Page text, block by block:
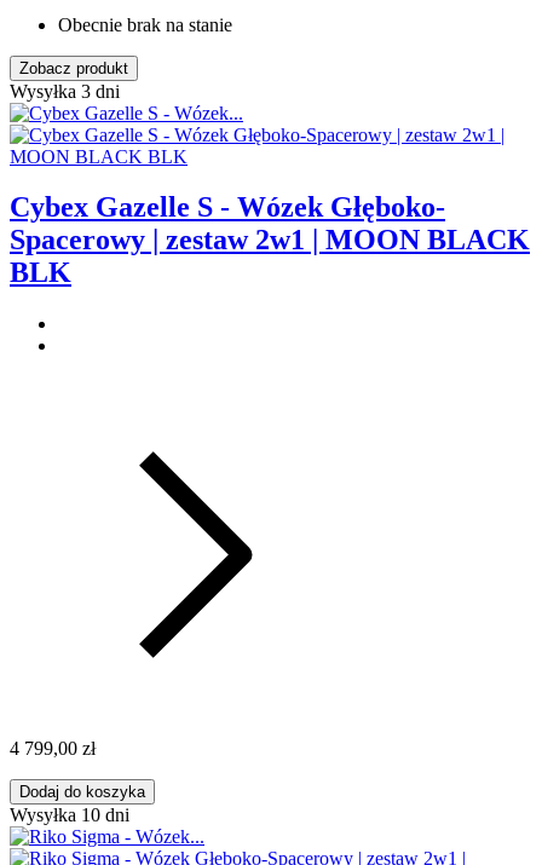
Obecnie brak na stanie
Zobacz produkt
Wysyłka 3 dni
Cybex Gazelle S - Wózek Głęboko-
Spacerowy | zestaw 2w1 | MOON BLACK
BLK
4 799,00 zł
Dodaj do koszyka
Wysyłka 10 dni